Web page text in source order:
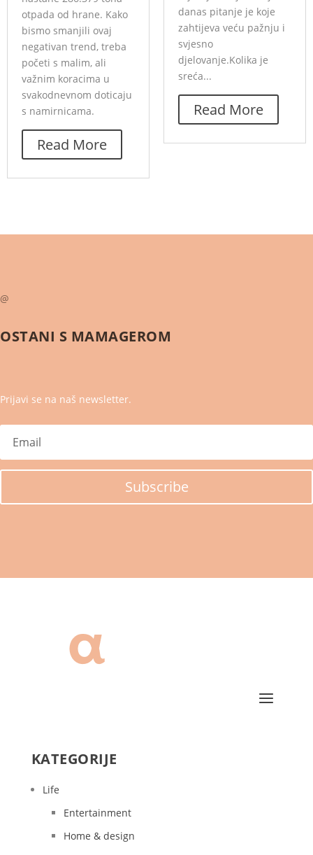
otpada od hrane. Kako
bismo smanjili ovaj
negativan trend, treba
početi s malim, ali
važnim koracima u
svakodnevnom doticaju
s namirnicama.
Read More
danas pitanje je koje
zahtijeva veću pažnju i
svjesno
djelovanje.Kolika je
sreća...
Read More
@
OSTANI S MAMAGEROM
Prijavi se na naš newsletter.
Subscribe
KATEGORIJE
Life
Entertainment
Home & design